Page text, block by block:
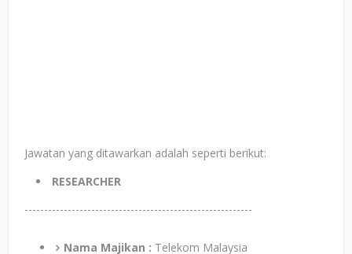
Jawatan yang ditawarkan adalah seperti berikut:
RESEARCHER
----------------------------------------------------------
Nama Majikan : Telekom Malaysia